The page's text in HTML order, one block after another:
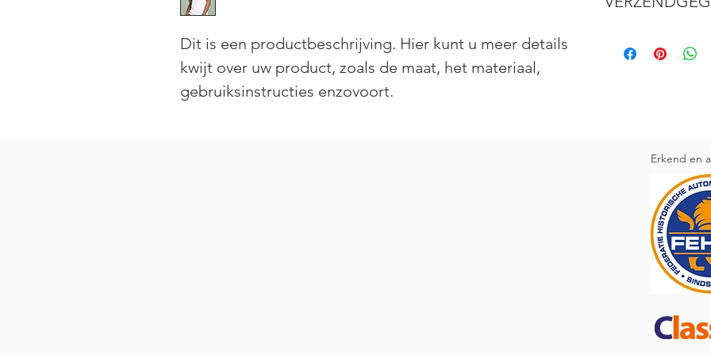
Dit is een productbeschrijving. Hier kunt u meer details
kwijt over uw product, zoals de maat, het materiaal,
gebruiksinstructies enzovoort.
vertrouwen en met
informatie kwijt
Erkend en